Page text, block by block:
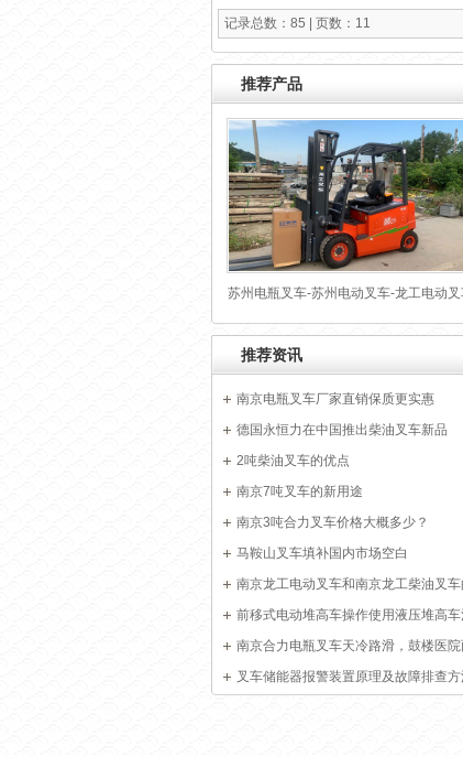
记录总数：85 | 页数：11
推荐产品
苏州电瓶叉车-苏州电动叉车-龙工电动
方便耐用
推荐资讯
南京电瓶叉车厂家直销保质更实惠
德国永恒力在中国推出柴油叉车新品
2吨柴油叉车的优点
南京7吨叉车的新用途
南京3吨合力叉车价格大概多少？
马鞍山叉车填补国内市场空白
南京龙工电动叉车和南京龙工柴油叉车
前移式电动堆高车操作使用液压堆高
南京合力电瓶叉车天冷路滑，鼓楼医院
叉车储能器报警装置原理及故障排查